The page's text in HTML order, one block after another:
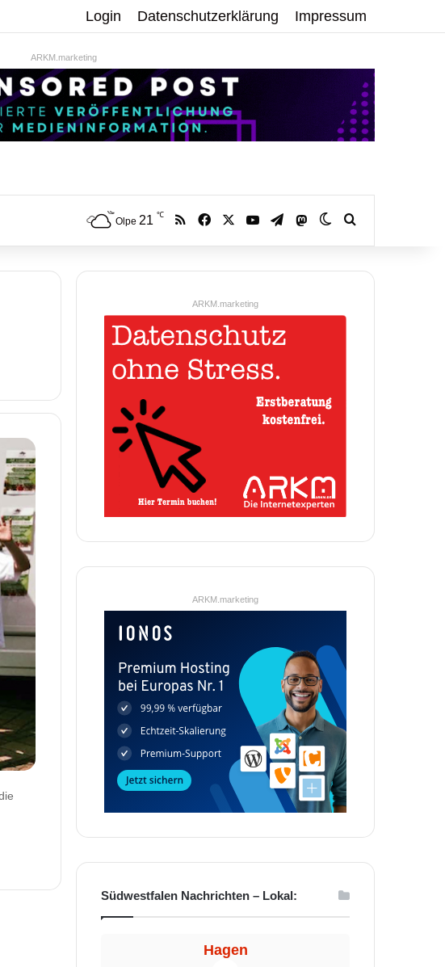
Login Datenschutzerklärung Impressum
ARKM.marketing
Olpe 21 ℃ RSS Facebook YouTubeTelegramMastodonSkin umschalten
ARKM.marketing
ARKM.marketing
Südwestfalen Nachrichten – Lokal:
Hagen